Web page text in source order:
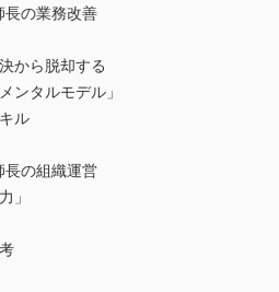
長の業務改善
から脱却する
タルモデル」
ル
長の組織運営
」